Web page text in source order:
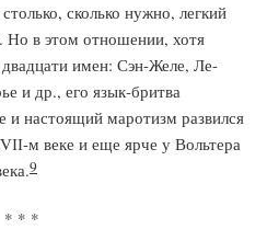
сколько нужно, легкий
Но в этом отношении, хотя
имен: Сэн-Желе, Ле-
и др., его язык-бритва
и настоящий маротизм развился
м веке и еще ярче у Вольтера
9
* * *